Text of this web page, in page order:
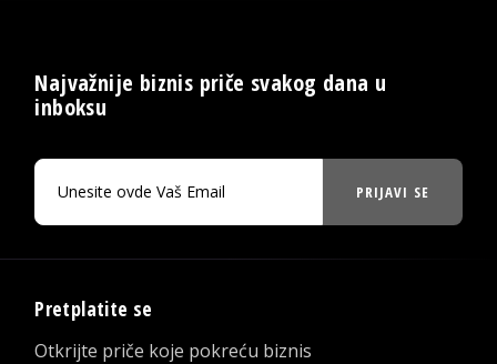
Najvažnije biznis priče svakog dana u
inboksu
PRIJAVI SE
Pretplatite se
Otkrijte priče koje pokreću biznis